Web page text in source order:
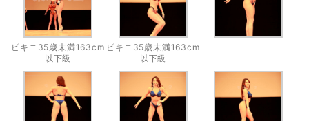
ビキニ35歳未満163cm
以下級
ビキニ35歳未満163cm
以下級